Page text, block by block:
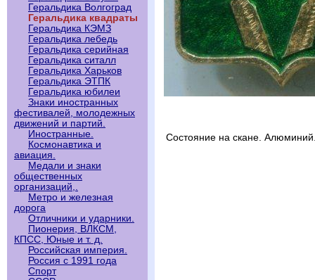
Геральдика Волгоград
Геральдика квадраты
Геральдика КЭМЗ
Геральдика лебедь
Геральдика серийная
Геральдика ситалл
Геральдика Харьков
Геральдика ЭТПК
Геральдика юбилеи
Знаки иностранных
фестивалей, молодежных
движений и партий.
Иностранные.
Космонавтика и
авиация.
Медали и знаки
общественных
организаций,.
Метро и железная
дорога
Отличники и ударники.
Пионерия, ВЛКСМ,
КПСС, Юные и т. д.
Российская империя.
Россия с 1991 года
Спорт
Состояние на скане.